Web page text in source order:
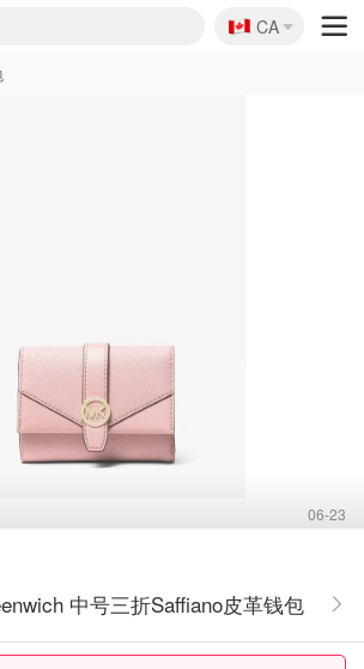
🇨🇦
CA
06-23
中号三折Saffiano皮革钱包